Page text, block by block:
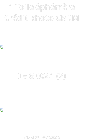
1 Toile éphémère
Crédit photo CRDM
IMG 0041 (2)